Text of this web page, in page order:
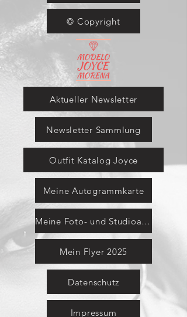
© Copyright
Aktueller Newsletter
Newsletter Sammlung
Outfit Katalog Joyce
Meine Autogrammkarte
Meine Foto- und Studioausrüstung
Mein Flyer 2025
Datenschutz
Impressum